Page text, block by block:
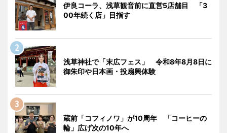
伊良コーラ、浅草観音前に直営5店舗目 「3
00年続く店」目指す
浅草神社で「末広フェス」 令和8年8月8日に
御朱印や日本画・投扇興体験
蔵前「コフィノワ」が10周年 「コーヒーの
輪」広げ次の10年へ